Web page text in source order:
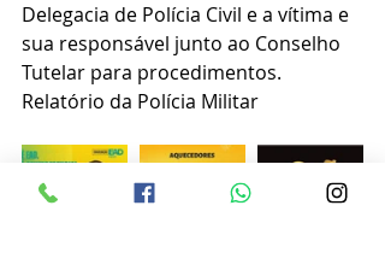
Delegacia de Polícia Civil e a vítima e
sua responsável junto ao Conselho
Tutelar para procedimentos.
Relatório da Polícia Militar